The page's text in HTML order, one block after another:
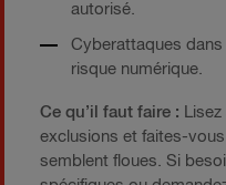
autorisé.
Cyberattaques
risque numérique.
Ce qu’il faut faire :
exclusions et faites-
semblent floues. Si